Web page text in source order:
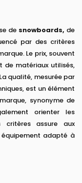
de snowboards, de
par des critères
Le prix, souvent
de matériaux utilisés,
La qualité, mesurée par
est un élément
synonyme de
orienter les
critères assure aux
équipement adapté à